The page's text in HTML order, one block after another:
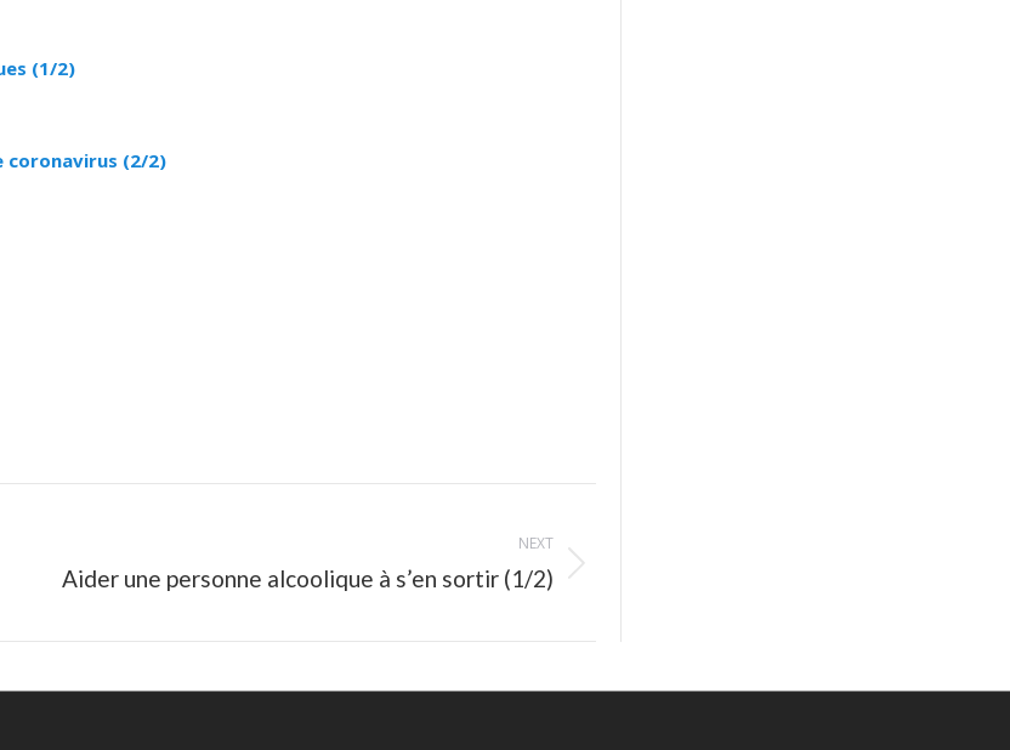
(1/2)
coronavirus (2/2)
NEXT
Next
Aider une personne alcoolique à s’en sortir (1/2)